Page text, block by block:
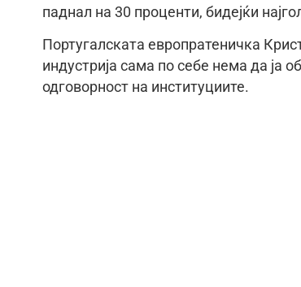
паднал на 30 проценти, бидејќи
Португалската европратеничка
индустрија сама по себе нема да ја
одговорност на институциите.